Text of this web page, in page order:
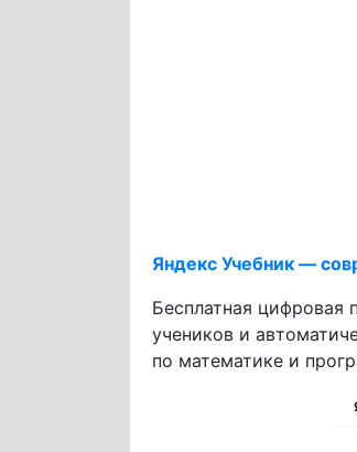
Яндекс Учебник —
Бесплатная цифровая
учеников и
по математике и